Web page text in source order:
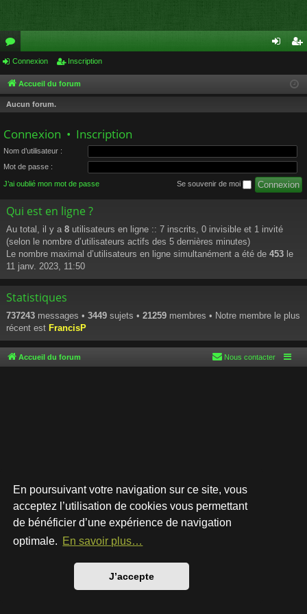
En poursuivant votre navigation sur ce site, vous
acceptez l’utilisation de cookies vous permettant
de bénéficier d’une expérience de navigation
optimale. En savoir plus…
J’accepte
or
u
m
cri
Connexion Inscription
Accueil du forum
Aucun forum.
Connexion • Inscription
Nom d’utilisateur :
Mot de passe :
J’ai oublié mon mot de passe Se souvenir de moi
Qui est en ligne ?
Au total, il y a 8 utilisateurs en ligne :: 7 inscrits, 0 invisible et 1 invité
(selon le nombre d’utilisateurs actifs des 5 dernières minutes)
Le nombre maximal d’utilisateurs en ligne simultanément a été de 453 le
11 janv. 2023, 11:50
Statistiques
737243 messages • 3449 sujets • 21259 membres • Notre membre le plus
récent est FrancisP
Accueil du forum Nous contacter
Développé parphpBB® Forum Software © phpBB Limited
Style par
Traduction française officielle